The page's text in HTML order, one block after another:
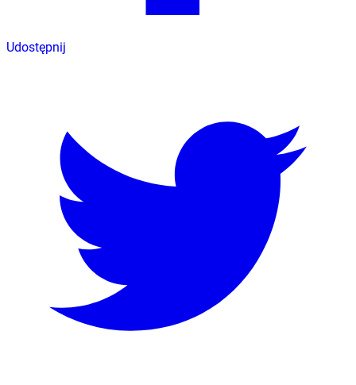
Udostępnij